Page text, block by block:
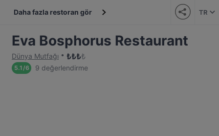
Daha fazla restoran gör TR
Eva Bosphorus Restaurant
Dünya Mutfağı ₺₺₺₺
5.1/6 9 değerlendirme